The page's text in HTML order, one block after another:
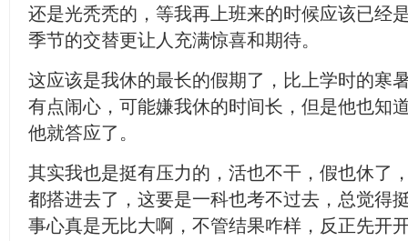
还是光秃秃的，等我再上班来的时候应该已经
季节的交替更让人充满惊喜和期待。
这应该是我休的最长的假期了，比上学时的寒
有点闹心，可能嫌我休的时间长，但是他也知
他就答应了。
其实我也是挺有压力的，活也不干，假也休了
都搭进去了，这要是一科也考不过去，总觉得
事心真是无比大啊，不管结果咋样，反正先开